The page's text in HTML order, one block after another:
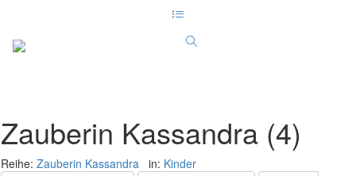
Zauberin Kassandra (4)
Reihe: Zauberin Kassandra in: Kinder